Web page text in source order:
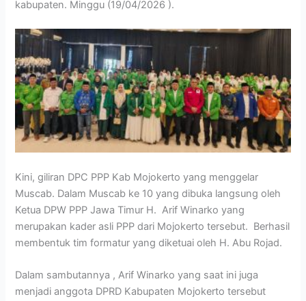
kabupaten. Minggu (19/04/2026 ).
Kini, giliran DPC PPP Kab Mojokerto yang menggelar
Muscab. Dalam Muscab ke 10 yang dibuka langsung oleh
Ketua DPW PPP Jawa Timur H. Arif Winarko yang
merupakan kader asli PPP dari Mojokerto tersebut. Berhasil
membentuk tim formatur yang diketuai oleh H. Abu Rojad.
Dalam sambutannya , Arif Winarko yang saat ini juga
menjadi anggota DPRD Kabupaten Mojokerto tersebut